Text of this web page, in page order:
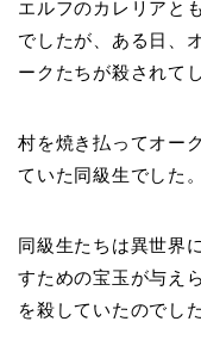
エルフのカレリアと
でしたが、ある日、
ークたちが殺されて
村を焼き払ってオー
ていた同級生でした。
同級生たちは異世界
すための宝玉が与え
を殺していたのでした